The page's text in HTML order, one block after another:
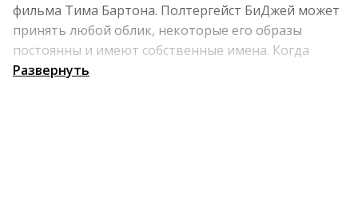
фильма Тима Бартона. Полтергейст БиДжей может
принять любой облик, некоторые его образы
постоянны и имеют собственные имена. Когда
Битлджус превращается или телепортируется, в
Развернуть